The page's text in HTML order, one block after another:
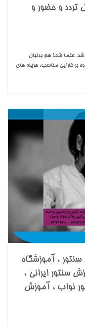
تردد و حضور و
حتما شما هم بدنبال
بر كارايي مناسب، هزينه های
، آموزشگاه
سنتور ایرانی ،
نواب ، آموزش